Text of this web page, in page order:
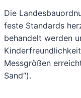
Die
feste Standards
behandelt werden
Messgrößen
Sand“).